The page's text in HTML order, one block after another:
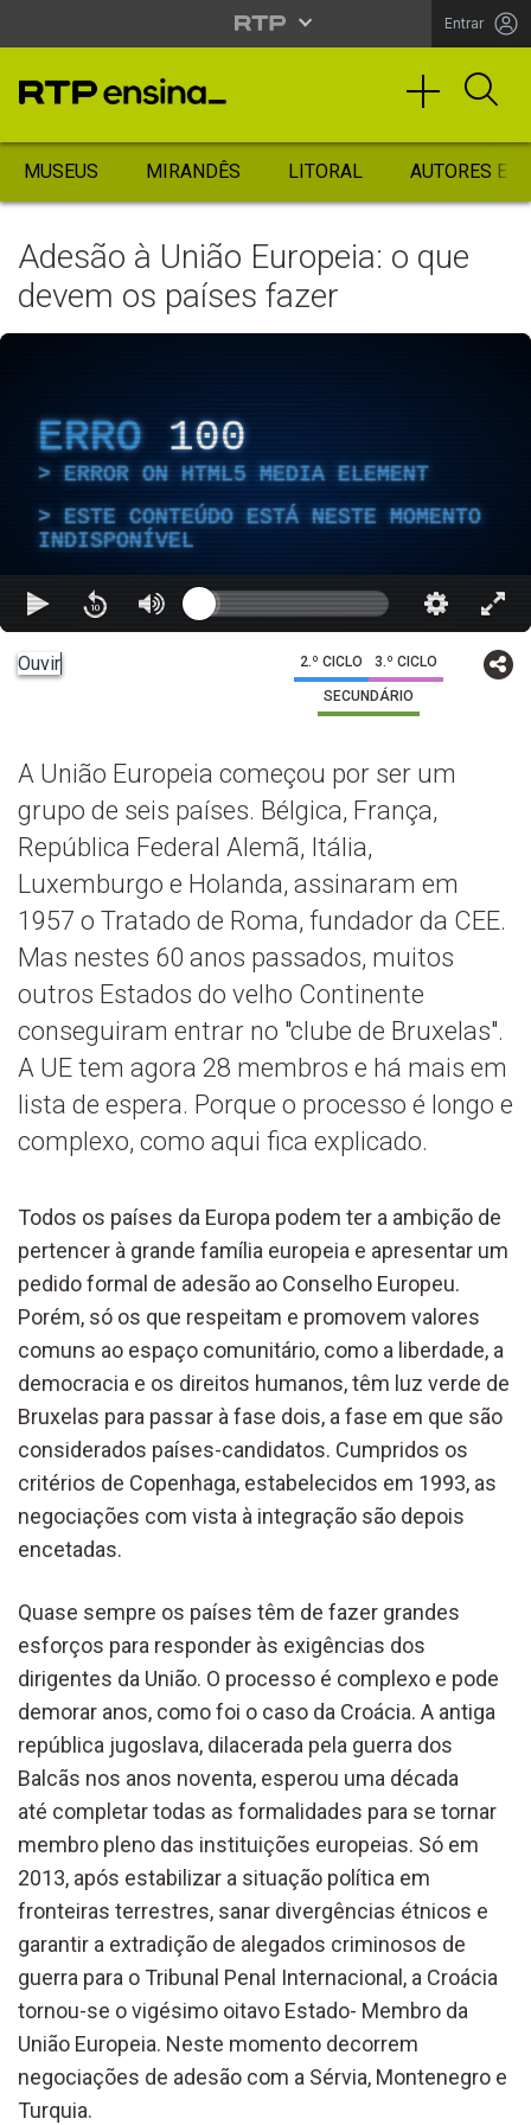
Entrar
MUSEUS MIRANDÊS LITORAL AUTORES
Adesão à União Europeia: o que
devem os países fazer
ERRO 100
ERROR ON HTML5 MEDIA ELEMENT
ESTE CONTEÚDO ESTÁ NESTE MOMENTO
INDISPONÍVEL
Ouvir 2.º CICLO 3.º CICLO
SECUNDÁRIO
A União Europeia começou por ser um
grupo de seis países. Bélgica, França,
República Federal Alemã, Itália,
Luxemburgo e Holanda, assinaram em
1957 o Tratado de Roma, fundador da CEE.
Mas nestes 60 anos passados, muitos
outros Estados do velho Continente
conseguiram entrar no "clube de Bruxelas".
A UE tem agora 28 membros e há mais em
lista de espera. Porque o processo é longo e
complexo, como aqui fica explicado.
Todos os países da Europa podem ter a ambição de
pertencer à grande família europeia e apresentar um
pedido formal de adesão ao Conselho Europeu.
Porém, só os que respeitam e promovem valores
comuns ao espaço comunitário, como a liberdade, a
democracia e os direitos humanos, têm luz verde de
Bruxelas para passar à fase dois, a fase em que são
considerados países-candidatos. Cumpridos os
critérios de Copenhaga, estabelecidos em 1993, as
negociações com vista à integração são depois
encetadas.
Quase sempre os países têm de fazer grandes
esforços para responder às exigências dos
dirigentes da União. O processo é complexo e pode
demorar anos, como foi o caso da Croácia. A antiga
república jugoslava, dilacerada pela guerra dos
Balcãs nos anos noventa, esperou uma década
até completar todas as formalidades para se tornar
membro pleno das instituições europeias. Só em
2013, após estabilizar a situação política em
fronteiras terrestres, sanar divergências étnicos e
garantir a extradição de alegados criminosos de
guerra para o Tribunal Penal Internacional, a Croácia
tornou-se o vigésimo oitavo Estado- Membro da
União Europeia. Neste momento decorrem
negociações de adesão com a Sérvia, Montenegro e
Turquia.